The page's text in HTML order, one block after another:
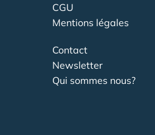
CGU
Mentions légales
Contact
Newsletter
Qui sommes nous?